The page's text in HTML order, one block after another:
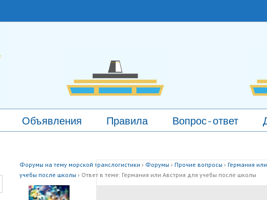
Объявления Правила Вопрос-ответ
Форумы на тему морской транслогистики › Форумы › Прочие вопросы › Германия
учебы после школы › Ответ в теме: Германия или Австрия для учебы после школы